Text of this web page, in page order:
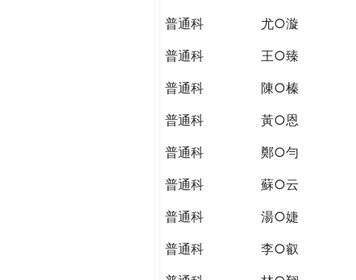
普通科
尤○漩
普通科
王○臻
普通科
陳○榛
普通科
黃○恩
普通科
鄭○勻
普通科
蘇○云
普通科
湯○婕
普通科
李○叡